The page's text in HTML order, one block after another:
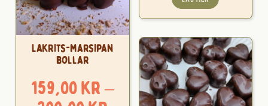
Lakrits-marsipan
bollar
159,00kr–